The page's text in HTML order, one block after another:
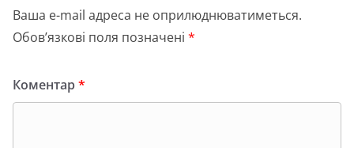
Ваша e-mail адреса не оприлюднюватиметься.
Обов’язкові поля позначені *
Коментар*